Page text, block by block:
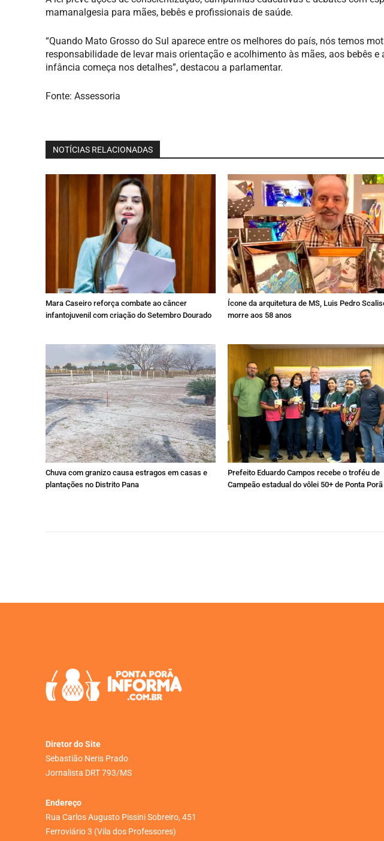
mamanalgesia para mães, bebês e profissionais de saúde.
“Quando Mato Grosso do Sul aparece entre os melhores do país, nós temos
responsabilidade de levar mais orientação e acolhimento às mães, aos bebês
infância começa nos detalhes”, destacou a parlamentar.
Fonte: Assessoria
NOTÍCIAS RELACIONADAS
Mara Caseiro reforça combate ao câncer
infantojuvenil com criação do Setembro Dourado
Ícone da arquitetura de MS, Luis Pedro
morre aos 58 anos
Chuva com granizo causa estragos em casas e
plantações no Distrito Pana
Prefeito Eduardo Campos recebe o troféu de
Campeão estadual do vôlei 50+ de Ponta Porã
Diretor do Site
Sebastião Neris Prado
Jornalista DRT 793/MS
Endereço
Rua Carlos Augusto Pissini Sobreiro, 451
Ferroviário 3 (Vila dos Professores)